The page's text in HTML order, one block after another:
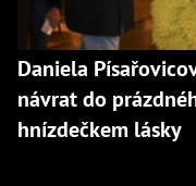
Daniela
návrat do
hnízdečkem lásky